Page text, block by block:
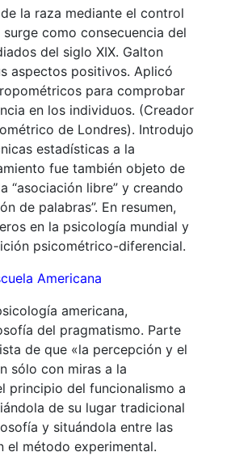
la raza mediante el control
como consecuencia del
del siglo XIX. Galton
aspectos positivos. Aplicó
para comprobar
en los individuos. (Creador
de Londres). Introdujo
estadísticas a la
fue también objeto de
“asociación libre” y creando
de palabras”. En resumen,
en la psicología mundial y
psicométrico-diferencial.
Americana
americana,
del pragmatismo. Parte
de que «la percepción y el
sólo con miras a la
principio del funcionalismo a
de su lugar tradicional
y situándola entre las
el método experimental.